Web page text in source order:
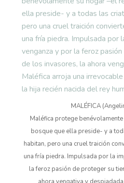
MALÉFICA
Maléfica protege
bosque que ella preside- y a
habitan, pero una cruel traición
una fría piedra. Impulsada por la
la feroz pasión de proteger su